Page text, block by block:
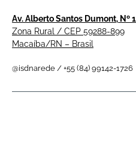
Av. Alberto Santos Dumont, Nº
Zona Rural / CEP 59288-899
Macaíba/RN – Brasil
@isdnarede / +55 (84) 99142-1726